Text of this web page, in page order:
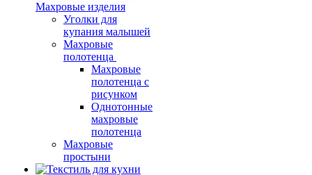
Махровые изделия
Уголки для
купания малышей
Махровые
полотенца
Махровые
полотенца с
рисунком
Однотонные
махровые
полотенца
Махровые
простыни